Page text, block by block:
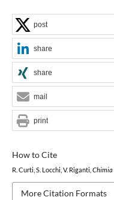
How to Cite
R. Curti, S. Locchi, V. Riganti, Chimia
More Citation Formats
post
share
share
mail
print